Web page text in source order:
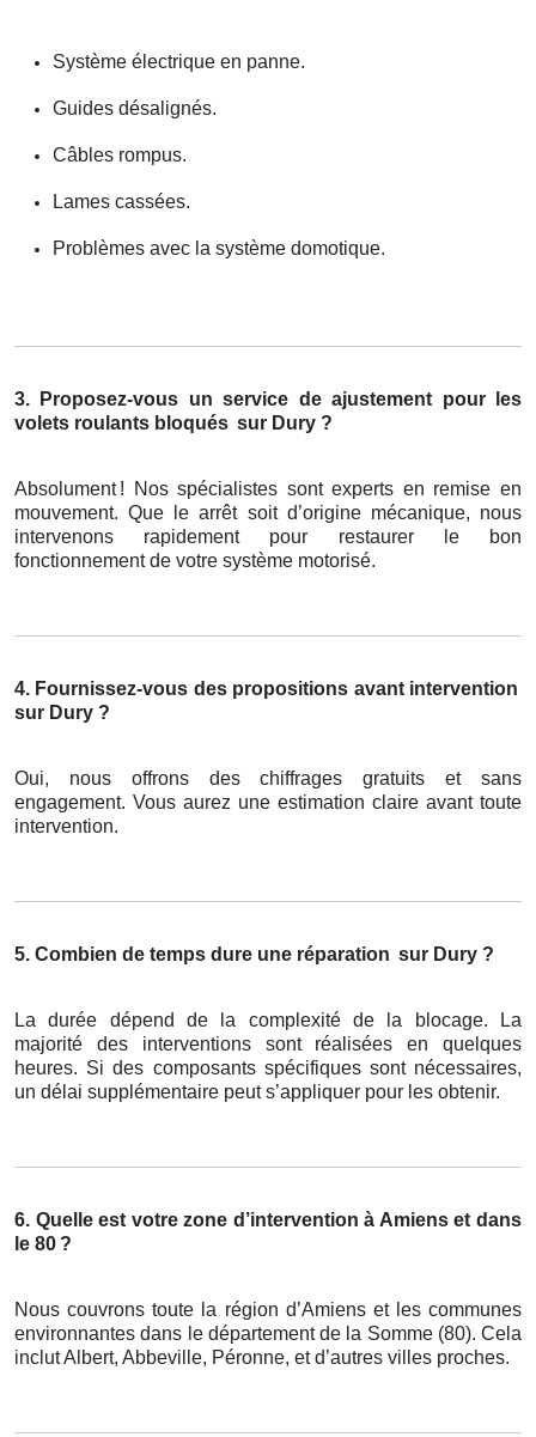
Système électrique en panne.
Guides désalignés.
Câbles rompus.
Lames cassées.
Problèmes avec la système domotique.
3. Proposez-vous un service de ajustement pour les
volets roulants bloqués sur Dury ?
Absolument ! Nos spécialistes sont experts en remise en
mouvement. Que le arrêt soit d’origine mécanique, nous
intervenons rapidement pour restaurer le bon
fonctionnement de votre système motorisé.
4. Fournissez-vous des propositions avant intervention
sur Dury ?
Oui, nous offrons des chiffrages gratuits et sans
engagement. Vous aurez une estimation claire avant toute
intervention.
5. Combien de temps dure une réparation sur Dury ?
La durée dépend de la complexité de la blocage. La
majorité des interventions sont réalisées en quelques
heures. Si des composants spécifiques sont nécessaires,
un délai supplémentaire peut s’appliquer pour les obtenir.
6. Quelle est votre zone d’intervention à Amiens et dans
le 80 ?
Nous couvrons toute la région d’Amiens et les communes
environnantes dans le département de la Somme (80). Cela
inclut Albert, Abbeville, Péronne, et d’autres villes proches.